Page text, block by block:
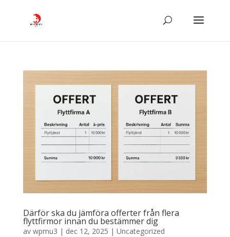
Därför ska du jämföra offerter från flera
flyttfirmor innan du bestämmer dig
av wpmu3 | dec 12, 2025 | Uncategorized